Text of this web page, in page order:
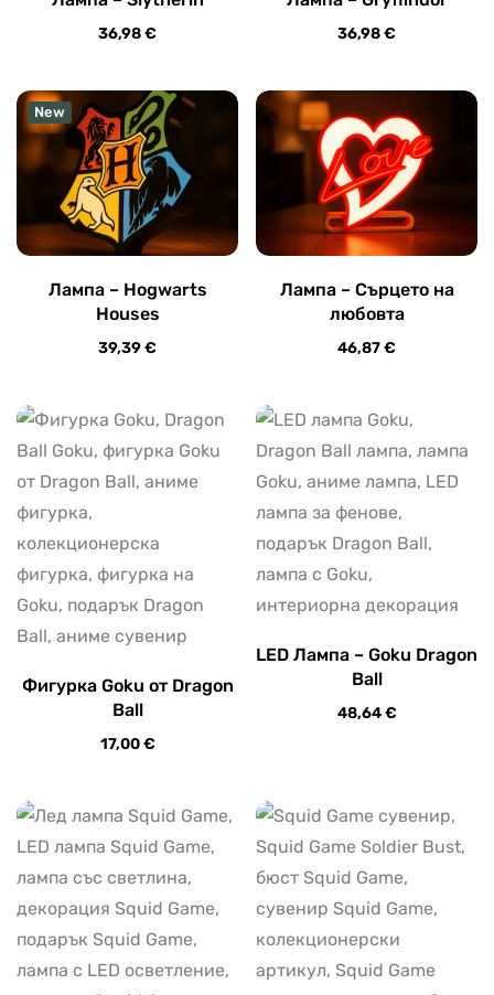
36,98€ 36,98€
New
Лампа – Hogwarts
Houses
39,39€
Лампа – Сърцето на
любовта
46,87€
Фигурка Goku от Dragon
Ball
17,00€
LED Лампа – Goku Dragon
Ball
48,64€